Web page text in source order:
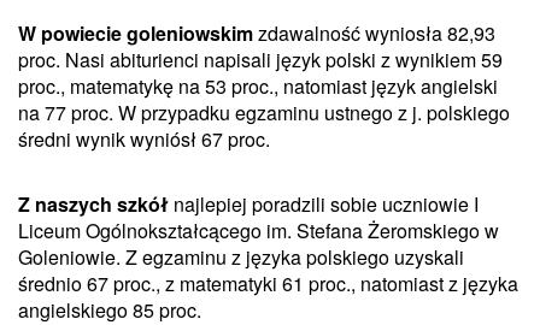
W powiecie goleniowskimzdawalność wyniosła 82,93
proc. Nasi abiturienci napisali język polski z wynikiem 59
proc., matematykę na 53 proc., natomiast język angielski
na 77 proc. W przypadku egzaminu ustnego z j. polskiego
średni wynik wyniósł 67 proc.
Z naszych szkół najlepiej poradzili sobie uczniowie I
Liceum Ogólnokształcącego im. Stefana Żeromskiego w
Goleniowie. Z egzaminu z języka polskiego uzyskali
średnio 67 proc., z matematyki 61 proc., natomiast z języka
angielskiego 85 proc.